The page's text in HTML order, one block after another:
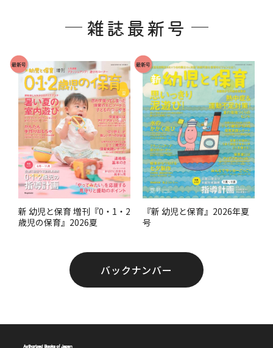
雑誌最新号
最新号
新 幼児と保育 増刊『0・1・2
歳児の保育』2026夏
最新号
『新 幼児と保育』2026年夏
号
バックナンバー